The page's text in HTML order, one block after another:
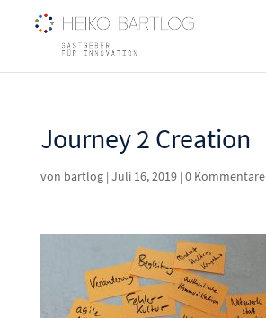
Journey 2 Creation
von bartlog| Juli 16, 2019| 0 Kommentare